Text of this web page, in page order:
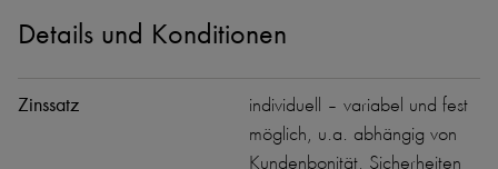
Details und Konditionen
Zinssatz
individuell – variabel und fest
möglich, u.a. abhängig von
Kundenbonität, Sicherheiten